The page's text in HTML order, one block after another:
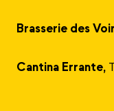
Brasserie des
Cantina Errante,